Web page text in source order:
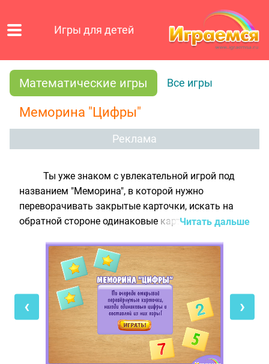
Игры для детей
Математические игры Все игры
Меморина "Цифры"
Реклама
Ты уже знаком с увлекательной игрой под
названием "Меморина", в которой нужно
переворачивать закрытые карточки, искать на
обратной стороне одинаковые картинки и
тренирует память и внимание! Но с нашей
математической мемориной "Цифры" ты не
просто весело проведёшь время, но и заодно
подучишь цифры, что обязательно пригодится
тебе в школе. Ведь под перевёрнутыми
карточками спрятаны изображения цифр от 0 до
9, причём каждая цифра встречается два раза.
Чтобы пройти игру, нужно по очереди составить
Читать дальше
‹ ›